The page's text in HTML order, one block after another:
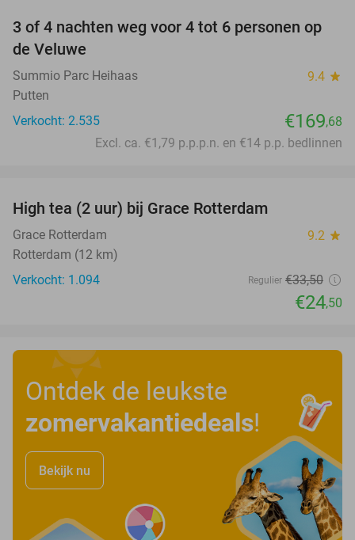
3 of 4 nachten weg voor 4 tot 6 personen op
de Veluwe
Summio Parc Heihaas 9.4 star
Putten
Verkocht: 2.535
€169,68
Excl. ca. €1,79 p.p.p.n. en €14 p.p. bedlinnen
High tea (2 uur) bij Grace Rotterdam
Grace Rotterdam 9.2 star
Rotterdam (12 km)
Verkocht: 1.094
Regulier €33,50
€24,50
Ontdek de leukste
zomervakantiedeals!
Bekijk nu